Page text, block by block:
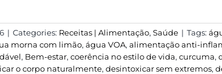
| Categories: Receitas | Alimentação, Saúde | Tags:
morna com limão, água VOA, alimentação anti-
, Bem-estar, coerência no estilo de vida, curcuma,
o corpo naturalmente, desintoxicar sem extremos,